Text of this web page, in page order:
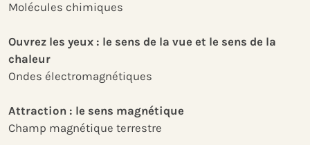
Molécules chimiques
Ouvrez les yeux : le sens de la vue et le sens de la
chaleur
Ondes électromagnétiques
Attraction : le sens magnétique
Champ magnétique terrestre